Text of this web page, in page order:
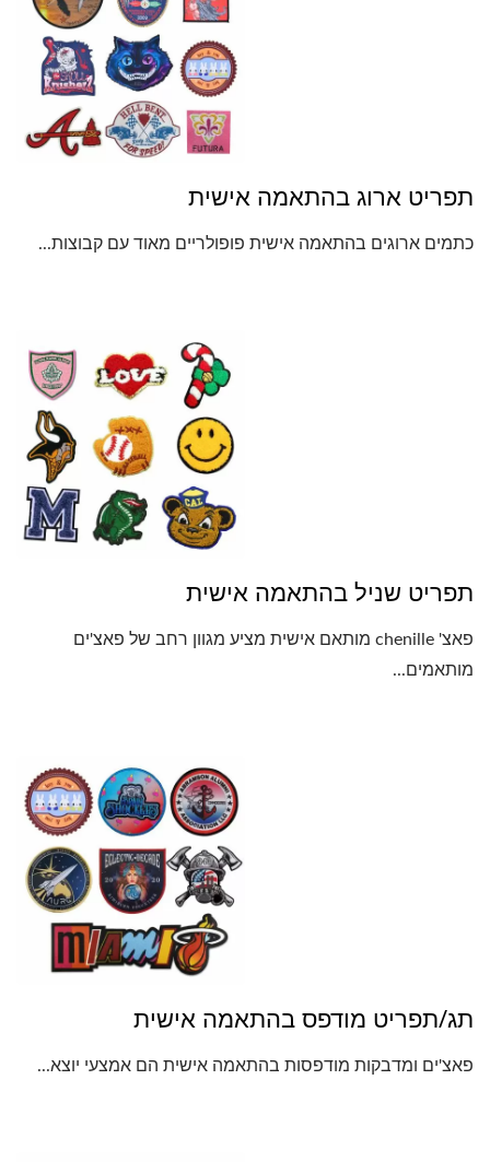
תפריט ארוג בהתאמה אישית
כתמים ארוגים בהתאמה אישית פופולריים מאוד עם קבוצות...
תפריט שניל בהתאמה אישית
פאצ' chenille מותאם אישית מציע מגוון רחב של פאצ'ים
מותאמים...
תג/תפריט מודפס בהתאמה אישית
פאצ'ים ומדבקות מודפסות בהתאמה אישית הם אמצעי יוצא...